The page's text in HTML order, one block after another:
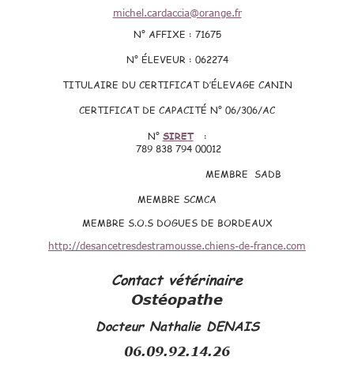
michel.cardaccia@orange.fr
N° AFFIXE : 71675
N° ÉLEVEUR : 062274
TITULAIRE DU CERTIFICAT D’ÉLEVAGE CANIN
CERTIFICAT DE CAPACITÉ N° 06/306/AC
N° SIRET
:
789 838 794 00012
MEMBRE SADB
MEMBRE SCMCA
MEMBRE S.O.S DOGUES DE BORDEAUX
http://desancetresdestramousse.chiens-de-france.com
Contact vétérinaire
Ostéopathe
Docteur Nathalie DENAIS
06.09.92.14.26